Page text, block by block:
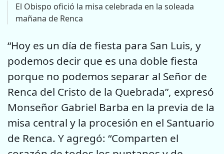
El Obispo ofició la misa celebrada en la soleada
mañana de Renca
“Hoy es un día de fiesta para San Luis, y
podemos decir que es una doble fiesta
porque no podemos separar al Señor de
Renca del Cristo de la Quebrada”, expresó
Monseñor Gabriel Barba en la previa de la
misa central y la procesión en el Santuario
de Renca. Y agregó: “Comparten el